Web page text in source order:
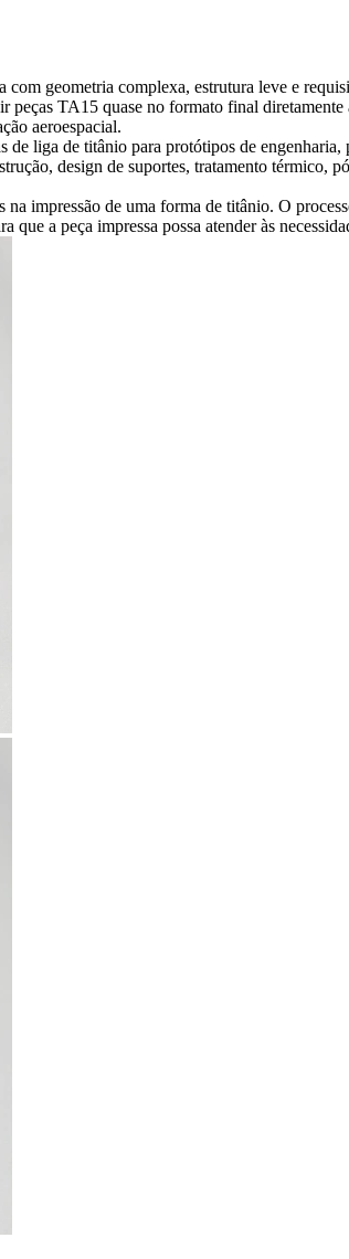
geometria complexa, estrutura leve e
TA15 quase no formato final
aeroespacial.
de liga de titânio para protótipos de
design de suportes, tratamento térmico,
impressão de uma forma de titânio. O
a peça impressa possa atender às